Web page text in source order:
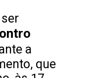
a
que